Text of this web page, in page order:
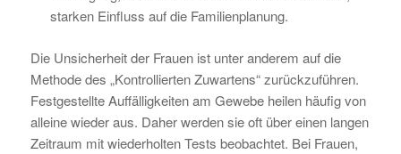
starken Einfluss auf die Familienplanung.
Die Unsicherheit der Frauen ist unter anderem auf die
Methode des „Kontrollierten Zuwartens“ zurückzuführen.
Festgestellte Auffälligkeiten am Gewebe heilen häufig von
alleine wieder aus. Daher werden sie oft über einen langen
Zeitraum mit wiederholten Tests beobachtet. Bei Frauen,